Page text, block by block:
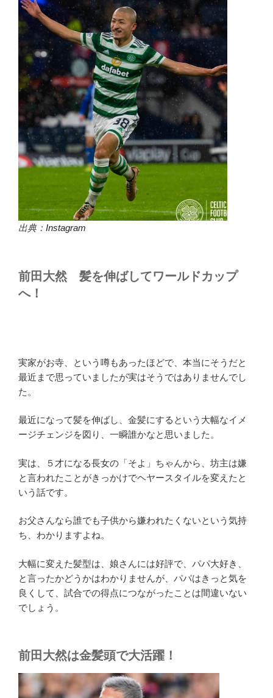
出典： Instagram
前田大然 髪を伸ばしてワールドカップ
へ！
実家がお寺、という噂もあったほどで、本当にそうだと
最近まで思っていましたが実はそうではありませんでし
た。
最近になって髪を伸ばし、金髪にするという大幅なイメ
ージチェンジを図り、一瞬誰かなと思いました。
実は、５才になる長女の「そよ」ちゃんから、坊主は嫌
と言われたことがきっかけでヘヤースタイルを変えたと
いう話です。
お父さんなら誰でも子供から嫌われたくないという気持
ち、わかりますよね。
大幅に変えた髪型は、娘さんには好評で、パパ大好き、
と言ったかどうかはわかりませんが、パパはきっと気を
良くして、試合での得点につながったことは間違いない
でしょう。
前田大然は金髪頭で大活躍！